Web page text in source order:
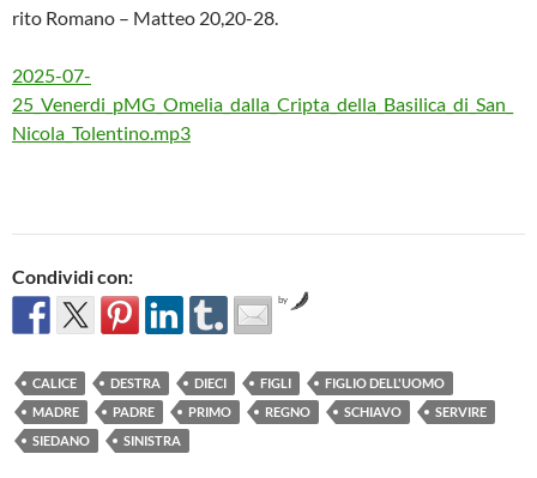
rito Romano – Matteo 20,20-28.
2025-07-
25_Venerdi_pMG_Omelia_dalla_Cripta_della_Basilica_di_San_
Nicola_Tolentino.mp3
Condividi con:
by
CALICE DESTRA DIECI FIGLI
FIGLIO DELL'UOMO
MADRE
PADRE PRIMO REGNO SCHIAVO
SERVIRE
SIEDANO
SINISTRA